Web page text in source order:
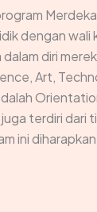
dengan
diri
Art,
terdiri
ini